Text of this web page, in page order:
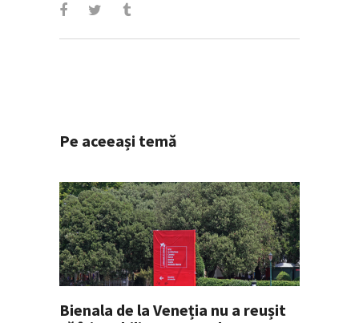
Pe aceeași temă
Bienala de la Veneția nu a reușit